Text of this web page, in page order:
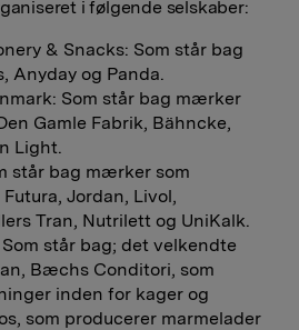
i følgende selskaber:
& Snacks: Som står bag
Anyday og Panda.
Som står bag mærker
Gamle Fabrik, Bähncke,
Light.
står bag mærker som
Jordan, Livol,
Tran, Nutrilett og UniKalk.
står bag; det velkendte
Bæchs Conditori, som
inden for kager og
som producerer marmelader